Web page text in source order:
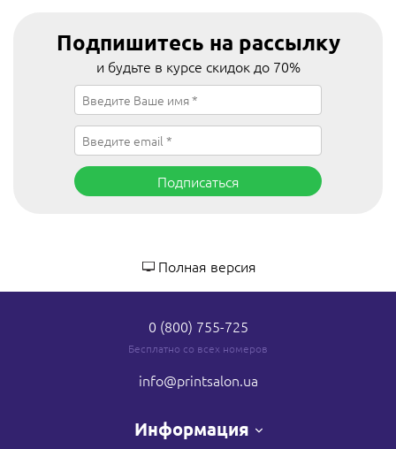
Подпишитесь на рассылку
и будьте в курсе скидок до 70%
Подписаться
Полная версия
0 (800) 755-725
Бесплатно со всех номеров
info@printsalon.ua
Информация